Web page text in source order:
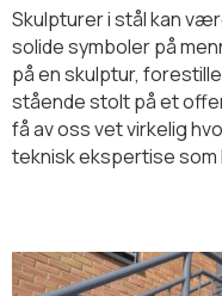
Skulpturer i stål kan
solide symboler på
på en skulptur,
stående stolt på et
få av oss vet virkelig
teknisk ekspertise som